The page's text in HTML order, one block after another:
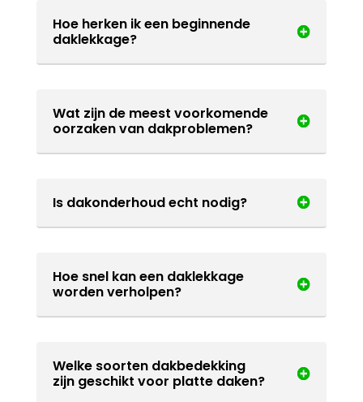
Hoe herken ik een beginnende
daklekkage?
Wat zijn de meest voorkomende
oorzaken van dakproblemen?
Is dakonderhoud echt nodig?
Hoe snel kan een daklekkage
worden verholpen?
Welke soorten dakbedekking
zijn geschikt voor platte daken?